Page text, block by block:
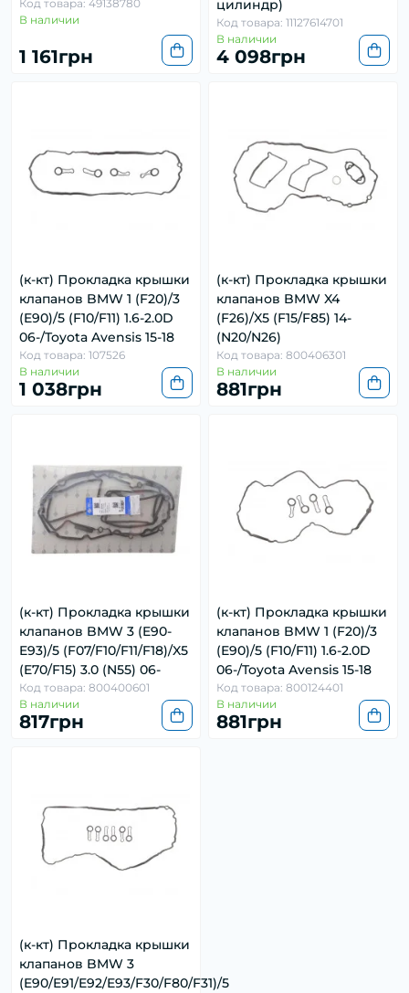
Код товара: 49138780
В наличии
1 161грн
цилиндр)
Код товара: 11127614701
В наличии
4 098грн
(к-кт) Прокладка крышки
клапанов BMW 1 (F20)/3
(E90)/5 (F10/F11) 1.6-2.0D
06-/Toyota Avensis 15-18
Код товара: 107526
В наличии
1 038грн
(к-кт) Прокладка крышки
клапанов BMW X4
(F26)/X5 (F15/F85) 14-
(N20/N26)
Код товара: 800406301
В наличии
881грн
(к-кт) Прокладка крышки
клапанов BMW 3 (E90-
E93)/5 (F07/F10/F11/F18)/X5
(E70/F15) 3.0 (N55) 06-
Код товара: 800400601
В наличии
817грн
(к-кт) Прокладка крышки
клапанов BMW 1 (F20)/3
(E90)/5 (F10/F11) 1.6-2.0D
06-/Toyota Avensis 15-18
Код товара: 800124401
В наличии
881грн
(к-кт) Прокладка крышки
клапанов BMW 3
(E90/E91/E92/E93/F30/F80/F31)/5